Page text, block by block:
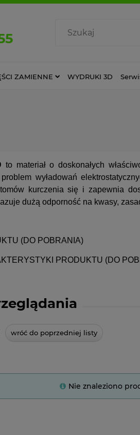
ZAMIENNE WYDRUKI 3D
wróć do poprzedniej listy
to materiał o doskonałych
wyładowań
kurczenia się i zapewnia
dużą odporność na kwasy,
(DO POBRANIA)
PRODUKTU (DO
Nie znaleziono